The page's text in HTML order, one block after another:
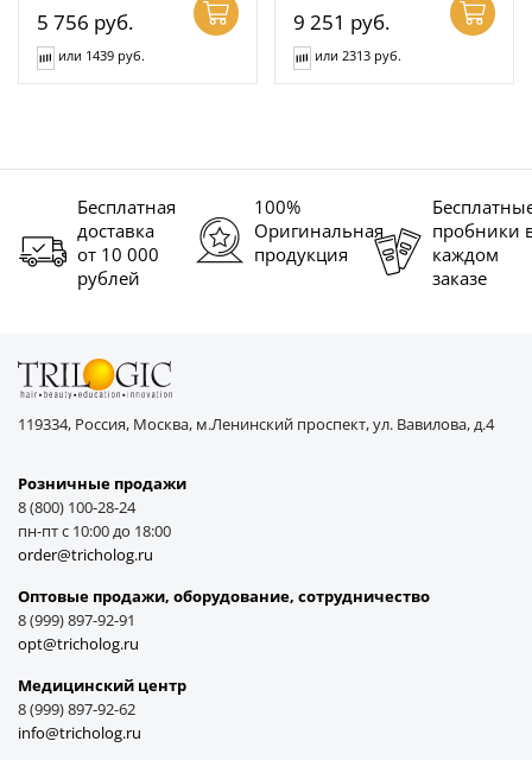
5 756 руб.
или 1439 руб.
9 251 руб.
или 2313 руб.
Бесплатная
доставка
от 10 000
рублей
100%
Оригинальная
продукция
пробники
каждом
заказе
119334, Россия, Москва, м.Ленинский проспект, ул. Вавилова, д.4
Розничные продажи
8 (800) 100-28-24
пн-пт с 10:00 до 18:00
order@tricholog.ru
Оптовые продажи, оборудование, cотрудничество
8 (999) 897-92-91
opt@tricholog.ru
Медицинский центр
8 (999) 897-92-62
info@tricholog.ru